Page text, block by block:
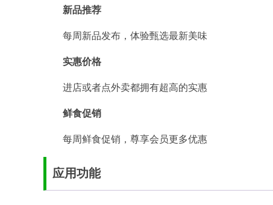
新品推荐
每周新品发布，体验甄选最新美味
实惠价格
进店或者点外卖都拥有超高的实惠
鲜食促销
每周鲜食促销，尊享会员更多优惠
应用功能